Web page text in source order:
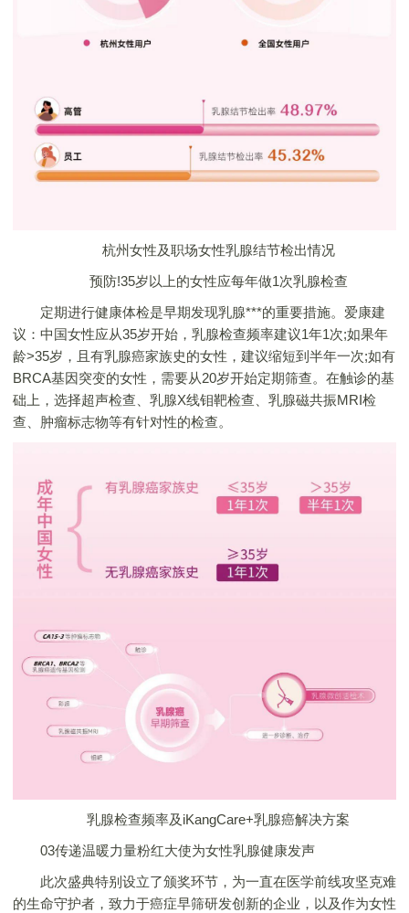
杭州女性及职场女性乳腺结节检出情况
预防!35岁以上的女性应每年做1次乳腺检查
定期进行健康体检是早期发现乳腺***的重要措施。爱康建
议：中国女性应从35岁开始，乳腺检查频率建议1年1次;如果年
龄>35岁，且有乳腺癌家族史的女性，建议缩短到半年一次;如有
BRCA基因突变的女性，需要从20岁开始定期筛查。在触诊的基
础上，选择超声检查、乳腺X线钼靶检查、乳腺磁共振MRI检
查、肿瘤标志物等有针对性的检查。
乳腺检查频率及iKangCare+乳腺癌解决方案
03传递温暖力量粉红大使为女性乳腺健康发声
此次盛典特别设立了颁奖环节，为一直在医学前线攻坚克难
的生命守护者，致力于癌症早筛研发创新的企业，以及作为女性